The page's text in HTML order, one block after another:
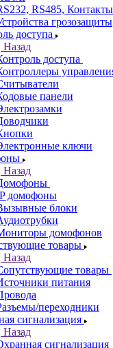
RS485, Контакты
грозозащиты
доступа
Назад
доступа
панели
ключи
Назад
домофоны
блоки
домофонов
товары
Назад
товары
питания
переходники
сигнализация
Назад
сигнализация